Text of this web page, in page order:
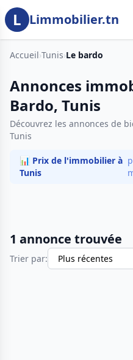
Aller au contenu principal
L Limmobilier.tn
Accueil›Tunis›Le bardo
Annonces
Bardo, Tunis
Découvrez les annonces de
Tunis
📊 Prix de l'immobilier à
Tunis
1 annonce trouvée
Trier par: